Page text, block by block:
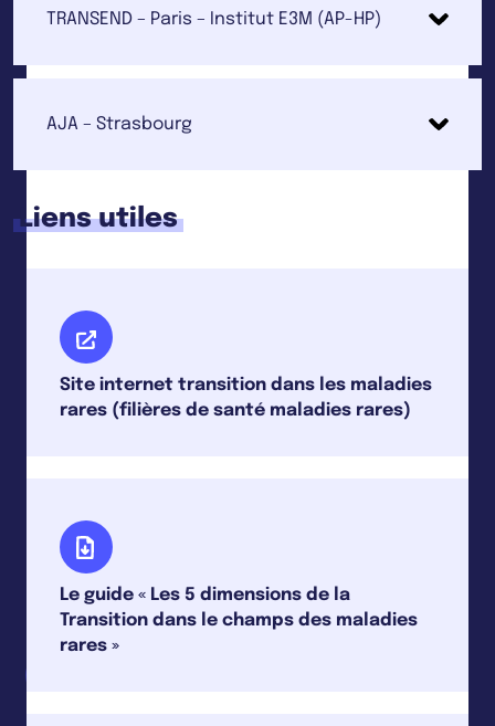
TRANSEND – Paris – Institut E3M (AP-HP)
AJA – Strasbourg
Liens utiles
Site internet transition dans les maladies
rares (filières de santé maladies rares)
Le guide « Les 5 dimensions de la
Transition dans le champs des maladies
rares »